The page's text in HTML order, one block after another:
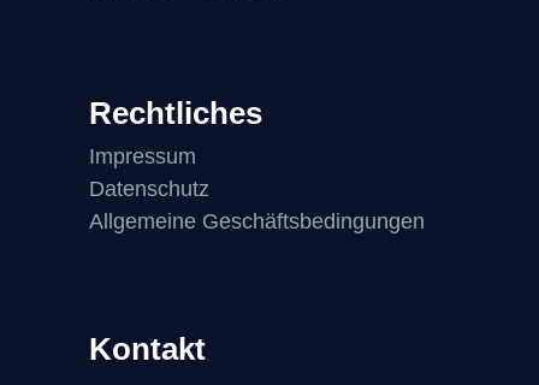
Rechtliches
Impressum
Datenschutz
Allgemeine Geschäftsbedingungen
Kontakt